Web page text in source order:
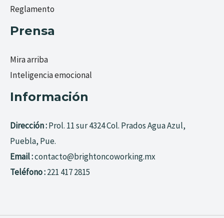
Reglamento
Prensa
Mira arriba
Inteligencia emocional
Información
Dirección :Prol. 11 sur 4324 Col. Prados Agua Azul,
Puebla, Pue.
Email :contacto@brightoncoworking.mx
Teléfono :221 417 2815